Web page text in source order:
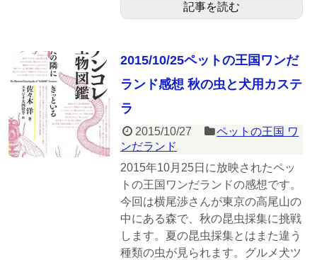
記事を読む
2015/10/25ペットの王国ワンだ
ランド感想 秋の虫と犬用カステ
ラ
2015/10/27
ペットの王国 ワ
ンだランド
2015年10月25日に放映されたペッ
トの王国ワンだランドの感想です。
今回は横尾渉さんが東京の高尾山の
中にある森で、秋の昆虫採集に挑戦
します。夏の昆虫採集とはまた違う
種類の虫が見られます。グルメ犬ツ